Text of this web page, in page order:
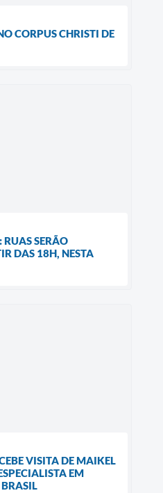
CORPUS CHRISTI DE
SERÃO
DAS 18H, NESTA
VISITA DE MAIKEL
EM